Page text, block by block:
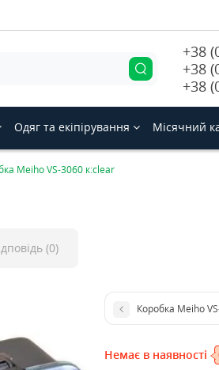
+38
+38
+38
Одяг та екіпірування Місячний
Meiho VS-3060 к:clear
(0)
Коробка Meiho
Немає в наявності